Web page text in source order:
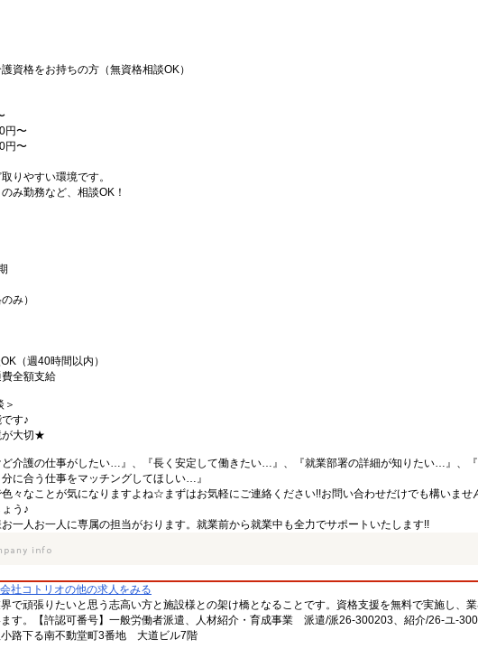
資格をお持ちの方（無資格相談OK）
円〜
円〜
りやすい環境です。
み勤務など、相談OK！
み）
（週40時間以内）
全額支給
＞
す♪
が大切★
ど介護の仕事がしたい…』、『長く安定して働きたい…』、『就業部署の詳細が知りたい…』、
に合う仕事をマッチングしてほしい…』
々なことが気になりますよね☆まずはお気軽にご連絡ください!!お問い合わせだけでも構いませ
う♪
一人お一人に専属の担当がおります。就業前から就業中も全力でサポートいたします!!
社コトリオの他の求人をみる
界で頑張りたいと思う志高い方と施設様との架け橋となることです。資格支援を無料で実施し、
す。【許認可番号】一般労働者派遣、人材紹介・育成事業 派遣/派26-300203、紹介/26-ユ-
路下る南不動堂町3番地 大道ビル7階